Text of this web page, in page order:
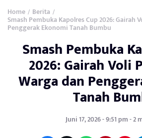
Home / Berita /
Smash Pembuka Kapolres Cup 2026: Gairah
Penggerak Ekonomi Tanah Bumbu
Smash Pembuka
2026: Gairah Voli
Warga dan
Tanah
Juni 17, 2026 - 9:51 pm - 2